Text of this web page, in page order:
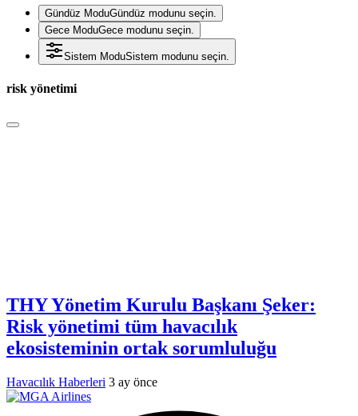
Gündüz ModuGündüz modunu seçin.
Gece ModuGece modunu seçin.
Sistem ModuSistem modunu seçin.
risk yönetimi
THY Yönetim Kurulu Başkanı Şeker:
Risk yönetimi tüm havacılık
ekosisteminin ortak sorumluluğu
Havacılık Haberleri 3 ay önce